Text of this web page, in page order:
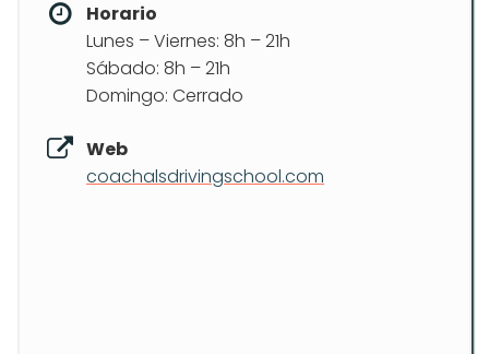
Horario
Lunes – Viernes: 8h – 21h
Sábado: 8h – 21h
Domingo: Cerrado
Web
coachalsdrivingschool.com